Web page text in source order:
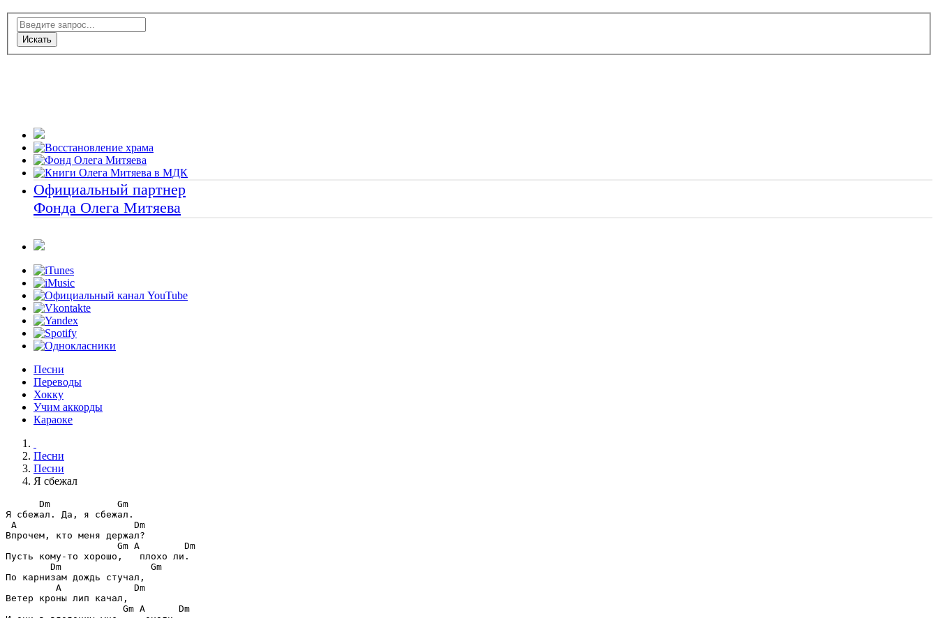
Искать
Официальный партнер
Фонда Олега Митяева
Песни
Переводы
Хокку
Учим аккорды
Караоке
Песни
Песни
Я сбежал
      Dm            Gm
A                     Dm
                    Gm A        Dm
        Dm                Gm
         A             Dm
                     Gm A      Dm